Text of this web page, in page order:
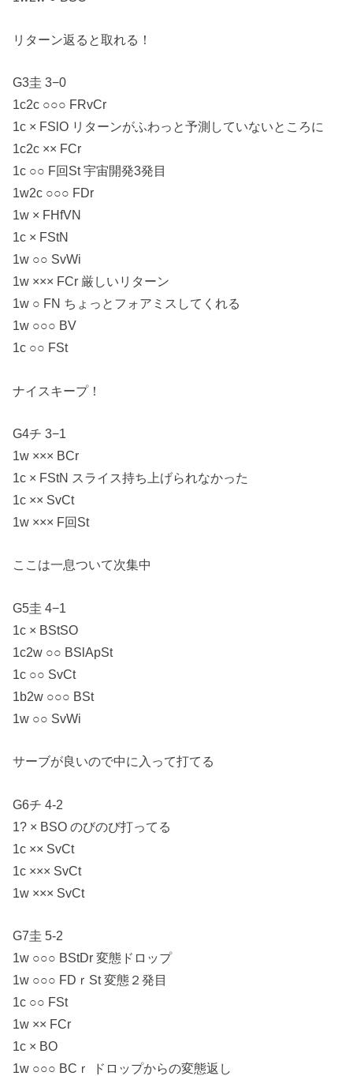
リターン返ると取れる！
G3圭 3−0
1c2c ○○○ FRvCr
1c × FSlO リターンがふわっと予測していないところに
1c2c ×× FCr
1c ○○ F回St 宇宙開発3発目
1w2c ○○○ FDr
1w × FHfVN
1c × FStN
1w ○○ SvWi
1w ××× FCr 厳しいリターン
1w ○ FN ちょっとフォアミスしてくれる
1w ○○○ BV
1c ○○ FSt
ナイスキープ！
G4チ 3−1
1w ××× BCr
1c × FStN スライス持ち上げられなかった
1c ×× SvCt
1w ××× F回St
ここは一息ついて次集中
G5圭 4−1
1c × BStSO
1c2w ○○ BSlApSt
1c ○○ SvCt
1b2w ○○○ BSt
1w ○○ SvWi
サーブが良いので中に入って打てる
G6チ 4-2
1? × BSO のびのび打ってる
1c ×× SvCt
1c ××× SvCt
1w ××× SvCt
G7圭 5-2
1w ○○○ BStDr 変態ドロップ
1w ○○○ FDｒSt 変態２発目
1c ○○ FSt
1w ×× FCr
1c × BO
1w ○○○ BCｒ ドロップからの変態返し